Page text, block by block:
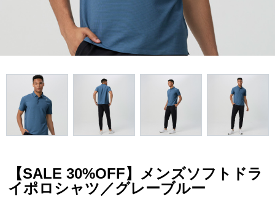
【SALE 30%OFF】メンズソフトドラ
イポロシャツ／グレーブルー